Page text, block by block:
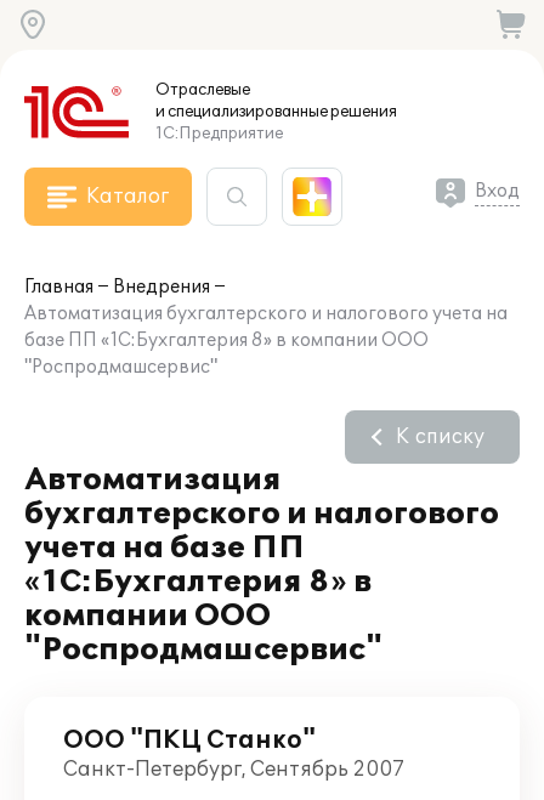
Отраслевые
и специализированныерешения
1С:Предприятие
Каталог Вход
Главная
Внедрения
Автоматизация бухгалтерского и налогового учета на
базе ПП «1С:Бухгалтерия 8» в компании ООО
"Роспродмашсервис"
Автоматизация
бухгалтерского и налогового
учета на базе ПП
«1С:Бухгалтерия 8» в
компании ООО
"Роспродмашсервис"
К списку
ООО "ПКЦ Станко"
Санкт-Петербург, Сентябрь 2007